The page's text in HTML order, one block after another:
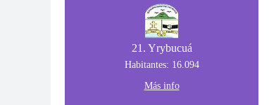
21. Yrybucuá
Habitantes: 16.094
Más info